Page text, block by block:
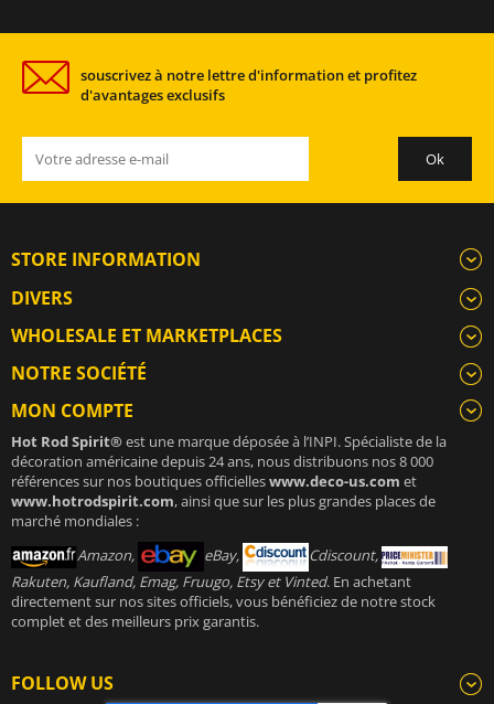
souscrivez à notre lettre d'information et profitez
d'avantages exclusifs
STORE INFORMATION
DIVERS
WHOLESALE ET MARKETPLACES
NOTRE SOCIÉTÉ
MON COMPTE
Hot Rod Spirit®est une marque déposée à l’INPI. Spécialiste de la
décoration américaine depuis 24 ans, nous distribuons nos 8 000
références sur nos boutiques officielleswww.deco-us.com et
www.hotrodspirit.com, ainsi que sur les plus grandes places de
marché mondiales :
Amazon,
eBay,
Cdiscount,
Rakuten, Kaufland, Emag, Fruugo, Etsy et Vinted. En achetant
directement sur nos sites officiels, vous bénéficiez de notre stock
complet et des meilleurs prix garantis.
FOLLOW US